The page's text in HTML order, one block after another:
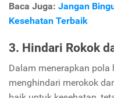
Baca Juga: Jangan
Kesehatan Terbaik
3. Hindari Rokok
Dalam menerapkan pola
menghindari merokok